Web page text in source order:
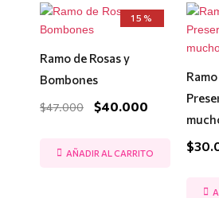
15%
Ramo de Rosas y
Bombones
$47.000
El
precio
era:
$40.000
El
precio
$40.000.
AÑADIR AL CARRITO $